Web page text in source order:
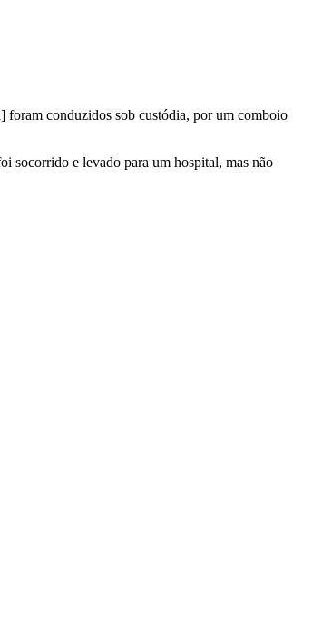
foram conduzidos sob custódia, por um comboio
socorrido e levado para um hospital, mas não